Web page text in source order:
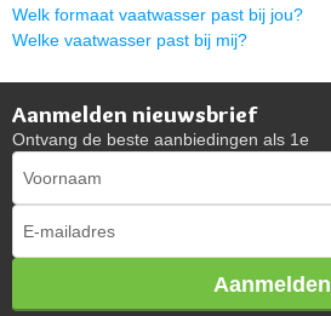
Welk formaat vaatwasser past bij jou?
Welke vaatwasser past bij mij?
Aanmelden nieuwsbrief
Ontvang de beste aanbiedingen als 1e
Aanmelden